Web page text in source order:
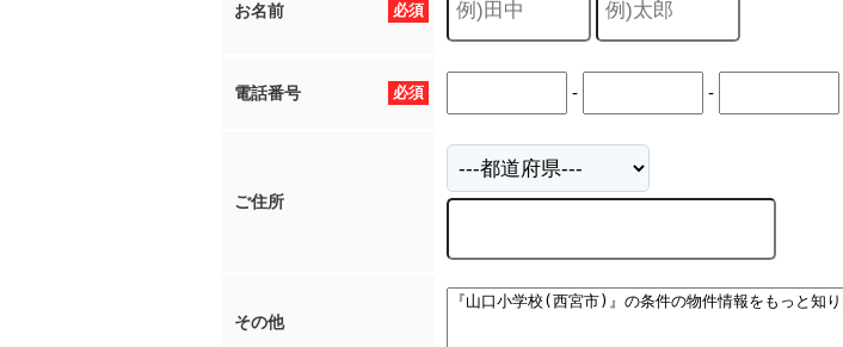
必須
お名前
必須
電話番号 - -
ご住所
その他